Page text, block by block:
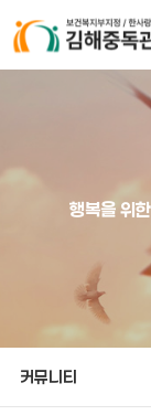
행복을 위
커뮤니티